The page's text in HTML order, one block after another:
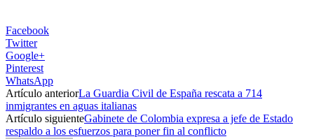
Facebook
Twitter
Google+
Pinterest
WhatsApp
Artículo anteriorLa Guardia Civil de España rescata a 714
inmigrantes en aguas italianas
Artículo siguienteGabinete de Colombia expresa a jefe de Estado
respaldo a los esfuerzos para poner fin al conflicto